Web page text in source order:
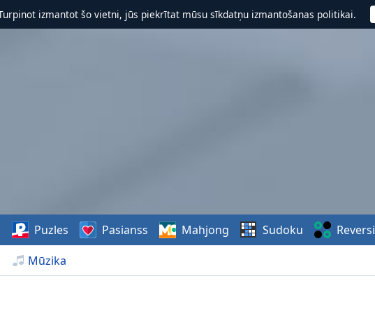
izmantot šo vietni, jūs piekrītat mūsu sīkdatņu izmantošanas politikai.
Mūzika
Puzles Pasianss Mahjong Sudoku Reversi